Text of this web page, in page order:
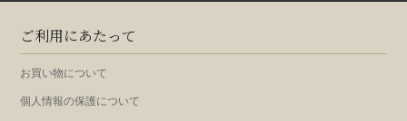
ご利用にあたって
お買い物について
個人情報の保護について